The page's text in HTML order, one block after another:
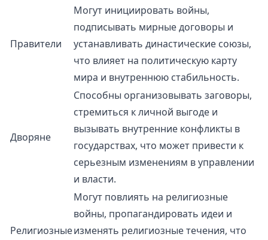
Правители
Могут инициировать войны,
подписывать мирные договоры и
устанавливать династические союзы,
что влияет на политическую карту
мира и внутреннюю стабильность.
Дворяне
Способны организовывать заговоры,
стремиться к личной выгоде и
вызывать внутренние конфликты в
государствах, что может привести к
серьезным изменениям в управлении
и власти.
Религиозные
Могут повлиять на религиозные
войны, пропагандировать идеи и
изменять религиозные течения, что